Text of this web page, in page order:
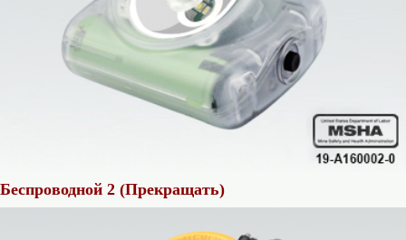
Беспроводной 2 (Прекращать)